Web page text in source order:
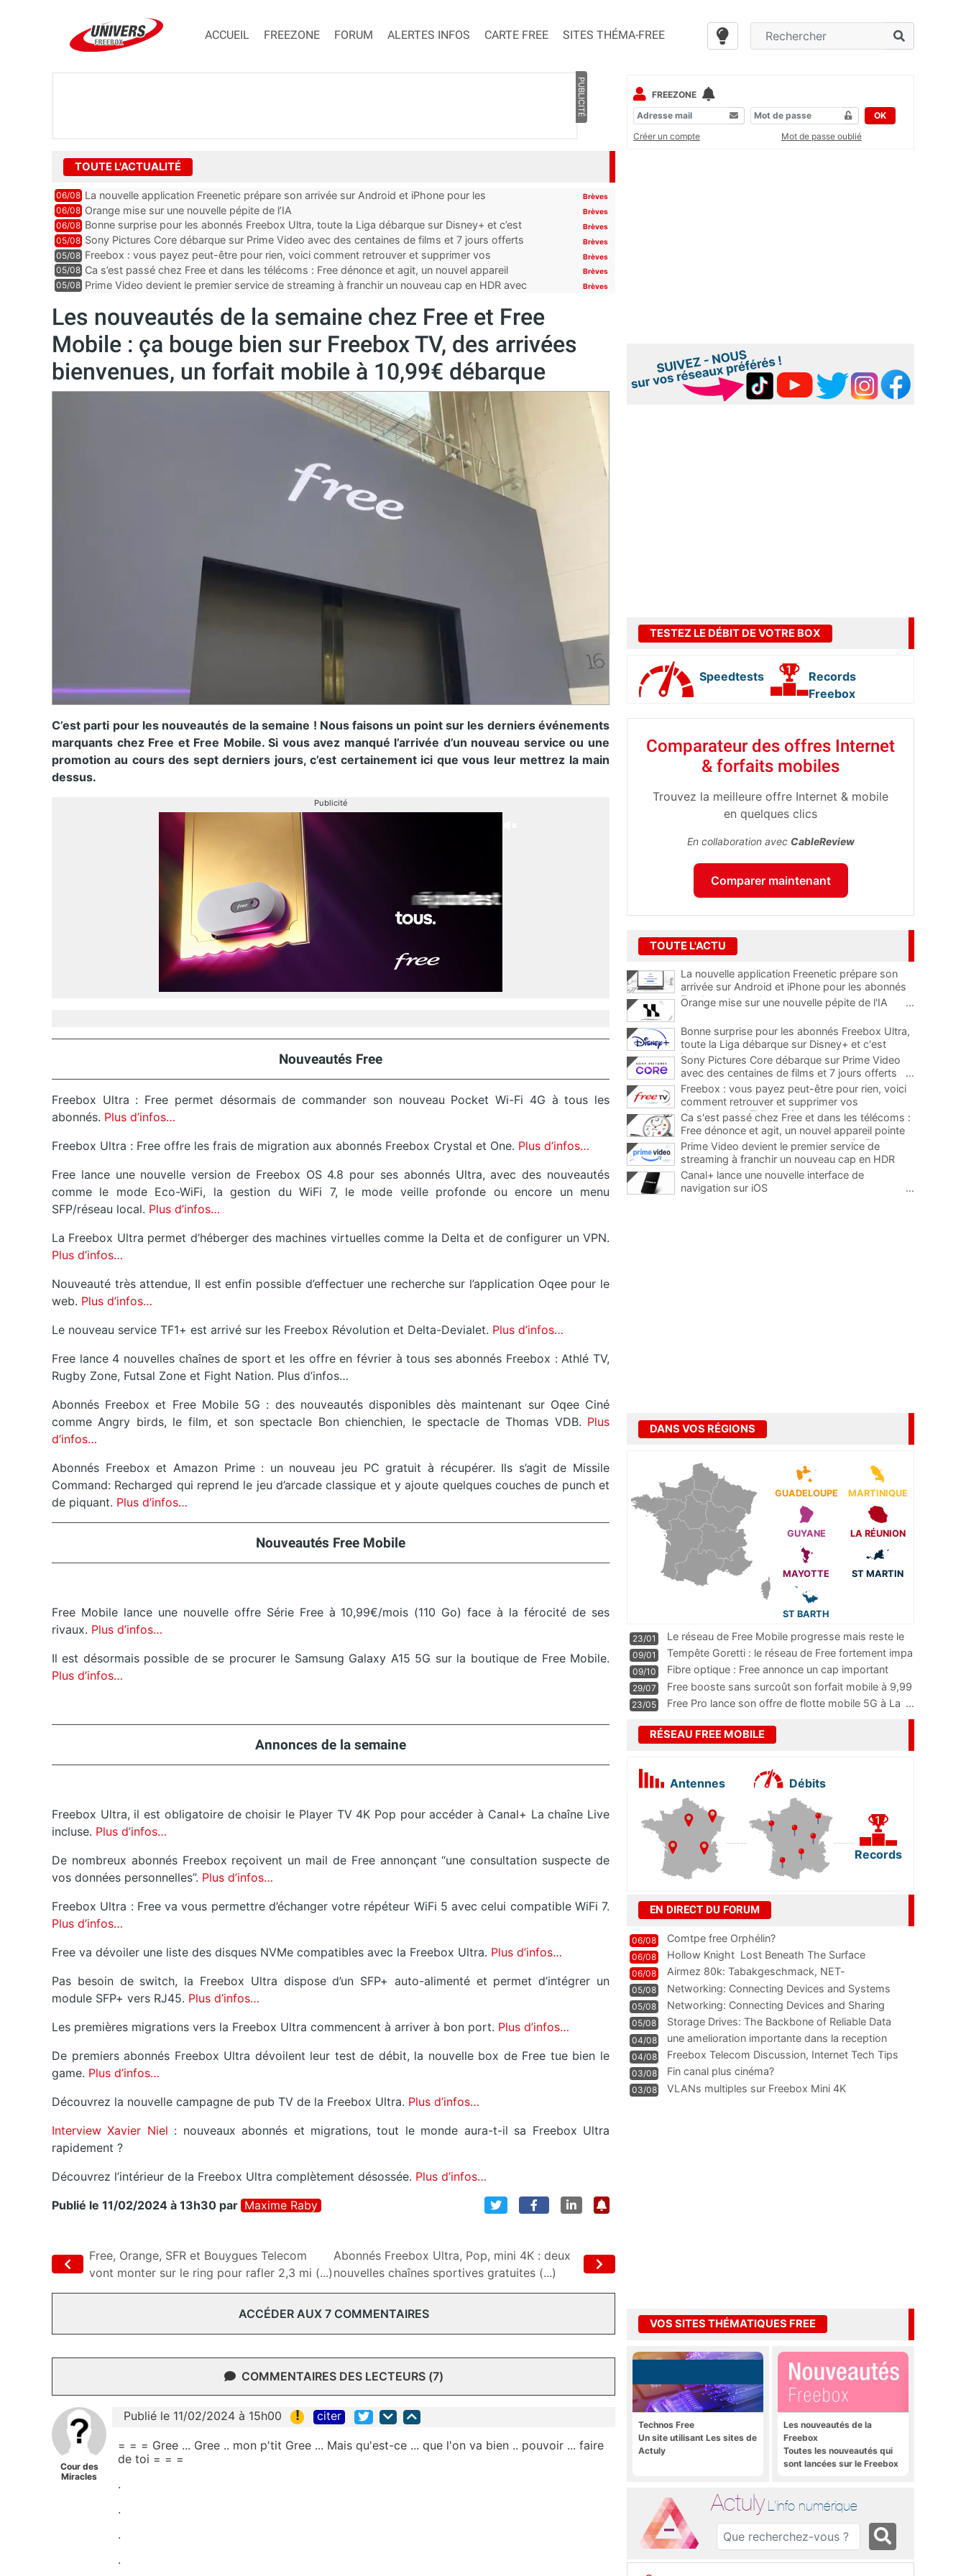
ACCUEIL FREEZONE FORUM ALERTES INFOS CARTE FREE SITES THÉMA-FREE
PUBLICITÉ
TOUTE L'ACTUALITÉ
06/08 La nouvelle application Freenetic prépare son arrivée sur Android et iPhone pour les
abonnés Freebox, testez la
Brèves
06/08 Orange mise sur une nouvelle pépite de l’IA Brèves
06/08 Bonne surprise pour les abonnés Freebox Ultra, toute la Liga débarque sur Disney+ et c’est
inclus
Brèves
05/08 Sony Pictures Core débarque sur Prime Video avec des centaines de films et 7 jours offerts Brèves
05/08 Freebox : vous payez peut-être pour rien, voici comment retrouver et supprimer vos
abonnements TV oubliés
Brèves
05/08 Ca s’est passé chez Free et dans les télécoms : Free dénonce et agit, un nouvel appareil
pointe le bout de...
Brèves
05/08 Prime Video devient le premier service de streaming à franchir un nouveau cap en HDR avec
Brèves
Les nouveautés de la semaine chez Free et Free
Mobile : ça bouge bien sur Freebox TV, des arrivées
bienvenues, un forfait mobile à 10,99€ débarque
C’est parti pour les nouveautés de la semaine ! Nous faisons un point sur les derniers événements
marquants chez Free et Free Mobile. Si vous avez manqué l’arrivée d’un nouveau service ou une
promotion au cours des sept derniers jours, c’est certainement ici que vous leur mettrez la main
dessus.
Publicité
Nouveautés Free
Freebox Ultra : Free permet désormais de commander son nouveau Pocket Wi-Fi 4G à tous les
abonnés. Plus d’infos…
Freebox Ultra : Free offre les frais de migration aux abonnés Freebox Crystal et One. Plus d’infos…
Free lance une nouvelle version de Freebox OS 4.8 pour ses abonnés Ultra, avec des nouveautés
comme le mode Eco-WiFi, la gestion du WiFi 7, le mode veille profonde ou encore un menu
SFP/réseau local. Plus d’infos…
La Freebox Ultra permet d’héberger des machines virtuelles comme la Delta et de configurer un VPN.
Plus d’infos…
Nouveauté très attendue, Il est enfin possible d’effectuer une recherche sur l’application Oqee pour le
web. Plus d’infos…
Le nouveau service TF1+ est arrivé sur les Freebox Révolution et Delta-Devialet. Plus d’infos…
Free lance 4 nouvelles chaînes de sport et les offre en février à tous ses abonnés Freebox : Athlé TV,
Rugby Zone, Futsal Zone et Fight Nation. Plus d’infos…
Abonnés Freebox et Free Mobile 5G : des nouveautés disponibles dès maintenant sur Oqee Ciné
comme Angry birds, le film, et son spectacle Bon chienchien, le spectacle de Thomas VDB. Plus
d’infos…
Abonnés Freebox et Amazon Prime : un nouveau jeu PC gratuit à récupérer. Ils s’agit de Missile
Command: Recharged qui reprend le jeu d’arcade classique et y ajoute quelques couches de punch et
de piquant. Plus d’infos…
Nouveautés Free Mobile
Free Mobile lance une nouvelle offre Série Free à 10,99€/mois (110 Go) face à la férocité de ses
rivaux. Plus d’infos…
Il est désormais possible de se procurer le Samsung Galaxy A15 5G sur la boutique de Free Mobile.
Plus d’infos…
Annonces de la semaine
Freebox Ultra, il est obligatoire de choisir le Player TV 4K Pop pour accéder à Canal+ La chaîne Live
incluse. Plus d’infos…
De nombreux abonnés Freebox reçoivent un mail de Free annonçant “une consultation suspecte de
vos données personnelles”. Plus d’infos…
Freebox Ultra : Free va vous permettre d’échanger votre répéteur WiFi 5 avec celui compatible WiFi 7.
Plus d’infos…
Free va dévoiler une liste des disques NVMe compatibles avec la Freebox Ultra. Plus d’infos…
Pas besoin de switch, la Freebox Ultra dispose d’un SFP+ auto-alimenté et permet d’intégrer un
module SFP+ vers RJ45. Plus d’infos…
Les premières migrations vers la Freebox Ultra commencent à arriver à bon port. Plus d’infos…
De premiers abonnés Freebox Ultra dévoilent leur test de débit, la nouvelle box de Free tue bien le
game. Plus d’infos…
Découvrez la nouvelle campagne de pub TV de la Freebox Ultra. Plus d’infos…
Interview Xavier Niel : nouveaux abonnés et migrations, tout le monde aura-t-il sa Freebox Ultra
rapidement ?
Découvrez l’intérieur de la Freebox Ultra complètement désossée. Plus d’infos…
Publié le 11/02/2024 à 13h30 par Maxime Raby
Free, Orange, SFR et Bouygues Telecom
vont monter sur le ring pour rafler 2,3 mi (...)
Abonnés Freebox Ultra, Pop, mini 4K : deux
nouvelles chaînes sportives gratuites (...)
ACCÉDER AUX 7 COMMENTAIRES
COMMENTAIRES DES LECTEURS (7)
Cour des
Miracles
Publié le 11/02/2024 à 15h00 ! citer
= = = Gree ... Gree .. mon p'tit Gree ... Mais qu'est-ce ... que l'on va bien .. pouvoir ... faire
de toi = = =
.
.
.
.
FREEZONE
OK
Créer un compte
Mot de passe oublié
TESTEZ LE DÉBIT DE VOTRE BOX
Speedtests
Records
Freebox
Comparateur des offres Internet
& forfaits mobiles
Trouvez la meilleure offre Internet & mobile
en quelques clics
En collaboration avec CableReview
Comparer maintenant
TOUTE L'ACTU
La nouvelle application Freenetic prépare son
arrivée sur Android et iPhone pour les abonnés
Freebox, testez la
Orange mise sur une nouvelle pépite de l'IA ...
Bonne surprise pour les abonnés Freebox Ultra,
toute la Liga débarque sur Disney+ et c'est
inclus
Sony Pictures Core débarque sur Prime Video
avec des centaines de films et 7 jours offerts
...
Freebox : vous payez peut-être pour rien, voici
comment retrouver et supprimer vos
abonnements TV oubliés
...
Ca s'est passé chez Free et dans les télécoms :
Free dénonce et agit, un nouvel appareil pointe
le bout de son nez chez des abonnés Freebox...
Prime Video devient le premier service de
streaming à franchir un nouveau cap en HDR
avec ce lancement
Canal+ lance une nouvelle interface de
navigation sur iOS
...
DANS VOS RÉGIONS
GUADELOUPE MARTINIQUE
GUYANE LA RÉUNION
MAYOTTE ST MARTIN
ST BARTH
23/01
Le réseau de Free Mobile progresse mais reste le
m
...
09/01
Tempête Goretti : le réseau de Free fortement impa
09/10
Fibre optique : Free annonce un cap important
pass
...
29/07
Free booste sans surcoût son forfait mobile à 9,99
23/05 Free Pro lance son offre de flotte mobile 5G à La ...
RÉSEAU FREE MOBILE
Antennes Débits
Records
EN DIRECT DU FORUM
06/08 Comtpe free Orphélin?
06/08 Hollow Knight  Lost Beneath The Surface
06/08
Airmez 80k: Tabakgeschmack, NET-
Technologie und Leistung im
05/08 Networking: Connecting Devices and Systems
05/08
Networking: Connecting Devices and Sharing
Information
05/08
Storage Drives: The Backbone of Reliable Data
Management
04/08
une amelioration importante dans la reception
WIFI
04/08
Freebox Telecom Discussion, Internet Tech Tips
Communi
03/08 Fin canal plus cinéma?
03/08 VLANs multiples sur Freebox Mini 4K
VOS SITES THÉMATIQUES FREE
Technos Free
Un site utilisant Les sites de
Actuly
Les nouveautés de la
Freebox
Toutes les nouveautés qui
sont lancées sur le Freebox
Actuly L'info numérique